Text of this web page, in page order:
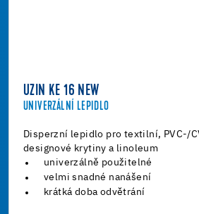
UZIN KE 16 NEW
UNIVERZÁLNÍ LEPIDLO
Disperzní lepidlo pro textilní, PVC-/
designové krytiny a linoleum
univerzálně použitelné
velmi snadné nanášení
krátká doba odvětrání